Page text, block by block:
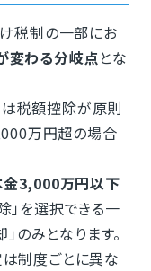
税制の一部にお
変わる分岐点とな
税額控除が原則
万円超の場合
金3,000万円以下
を選択できる一
のみとなります。
制度ごとに異な